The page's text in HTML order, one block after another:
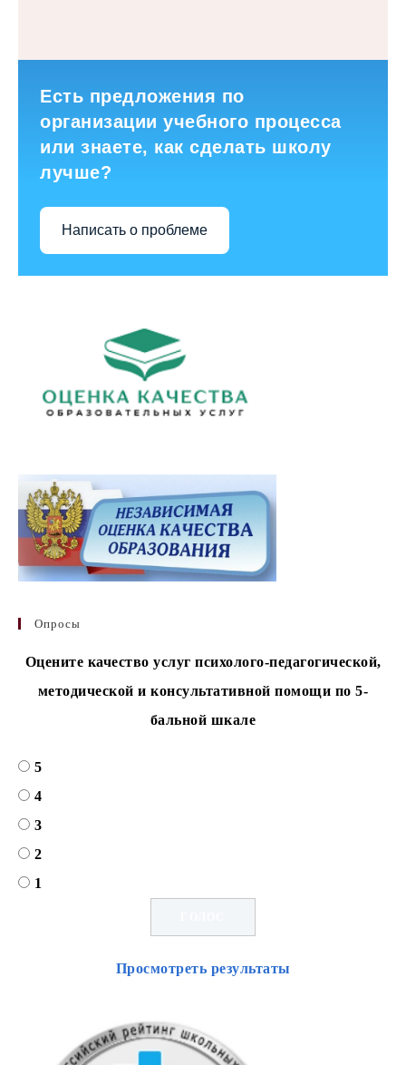
Есть предложения по
организации учебного процесса
или знаете, как сделать школу
лучше?
Написать о проблеме
Опросы
Оцените качество услуг психолого-педагогической,
методической и консультативной помощи по 5-
бальной шкале
5
4
3
2
1
Просмотреть результаты